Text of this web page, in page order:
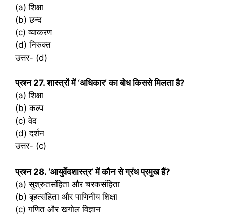
(a) शिक्षा
(b) छन्द
(c) व्याकरण
(d) निरुक्त
उत्तर- (d)
प्रश्‍न 27. शास्त्रों में ‘अधिकार’ का बोध किससे मिलता है?
(a) शिक्षा
(b) कल्प
(c) वेद
(d) दर्शन
उत्तर- (c)
प्रश्‍न 28. ‘आयुर्वेदशास्त्र’ में कौन से ग्रंथ प्रमुख हैं?
(a) सुश्रुतसंहिता और चरकसंहिता
(b) बृहत्संहिता और पाणिनीय शिक्षा
(c) गणित और खगोल विज्ञान